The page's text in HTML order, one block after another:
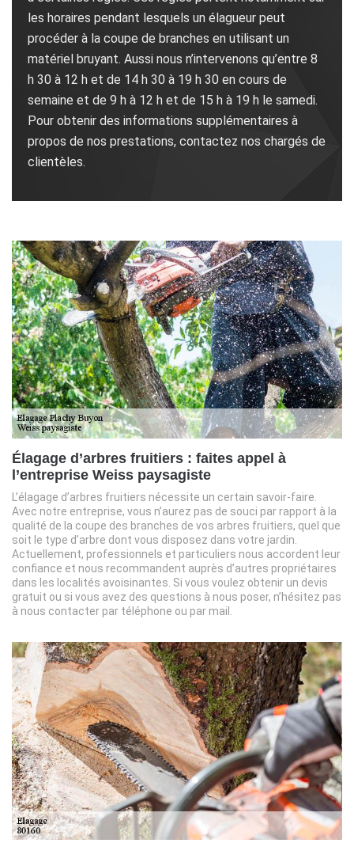
les horaires pendant lesquels un élagueur peut
procéder à la coupe de branches en utilisant un
matériel bruyant. Aussi nous n’intervenons qu’entre 8
h 30 à 12 h et de 14 h 30 à 19 h 30 en cours de
semaine et de 9 h à 12 h et de 15 h à 19 h le samedi.
Pour obtenir des informations supplémentaires à
propos de nos prestations, contactez nos chargés de
clientèles.
Élagage d’arbres fruitiers : faites appel à
l’entreprise Weiss paysagiste
L’élagage d’arbres fruitiers nécessite un certain savoir-faire.
Avec notre entreprise, vous n’aurez pas de souci par rapport à la
qualité de la coupe des branches de vos arbres fruitiers, quel que
soit le type d’arbre dont vous disposez dans votre jardin.
Actuellement, professionnels et particuliers nous accordent leur
confiance et nous recommandent auprès d’autres propriétaires
dans les localités avoisinantes. Si vous voulez obtenir un devis
gratuit ou si vous avez des questions à nous poser, n’hésitez pas
à nous contacter par téléphone ou par mail.